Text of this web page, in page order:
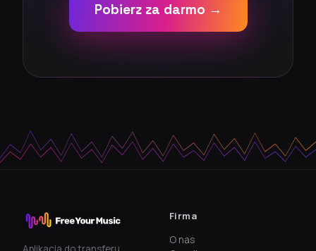
Pobierz za darmo →
Firma
O nas